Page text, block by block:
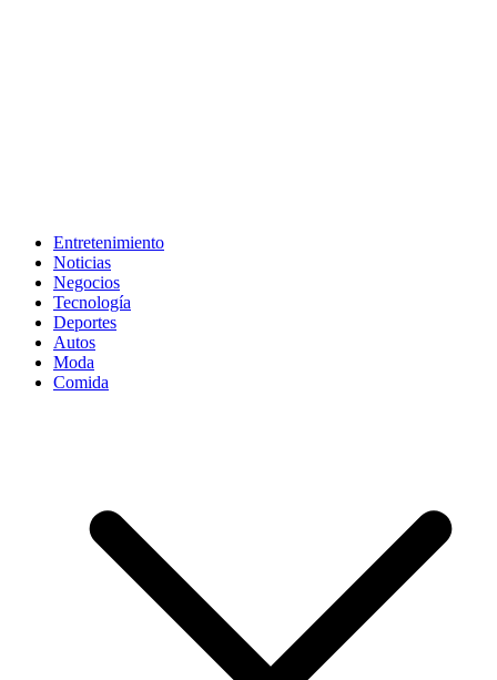
Entretenimiento
Noticias
Negocios
Tecnología
Deportes
Autos
Moda
Comida